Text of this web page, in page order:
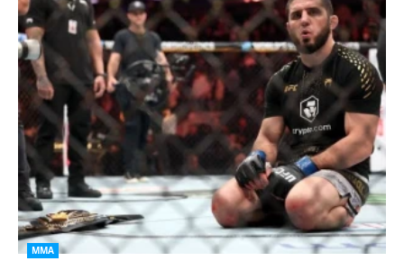
ММА